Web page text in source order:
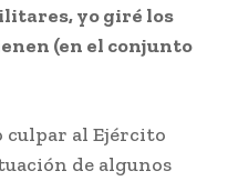
yo giré los
(en el conjunto
culpar al Ejército
de algunos